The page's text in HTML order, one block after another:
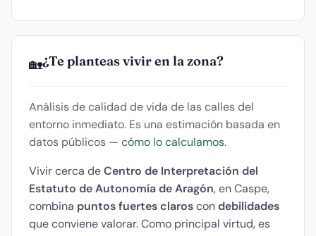
🏡¿Te planteas vivir en la zona?
Análisis de calidad de vida de las calles del
entorno inmediato. Es una estimación basada en
datos públicos — cómo lo calculamos.
Vivir cerca deCentro de Interpretación del
Estatuto de Autonomía de Aragón, en Caspe,
combina puntos fuertes claroscondebilidades
que conviene valorar. Como principal virtud, es